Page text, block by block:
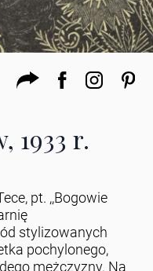
1933 r.
pt. ,,Bogowie
stylizowanych
pochylonego,
mężczyzny. Na